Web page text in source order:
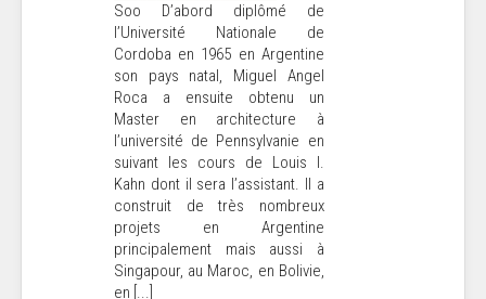
Soo D’abord diplômé de
l’Université Nationale de
Cordoba en 1965 en Argentine
son pays natal, Miguel Angel
Roca a ensuite obtenu un
Master en architecture à
l’université de Pennsylvanie en
suivant les cours de Louis I.
Kahn dont il sera l’assistant. Il a
construit de très nombreux
projets en Argentine
principalement mais aussi à
Singapour, au Maroc, en Bolivie,
en [...]